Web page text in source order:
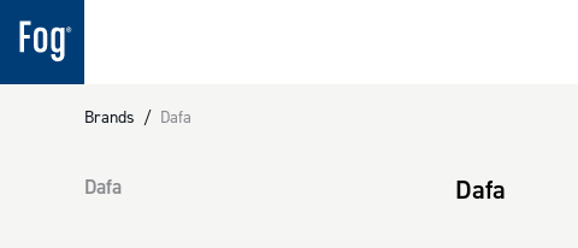
Brands / Dafa
Dafa Dafa